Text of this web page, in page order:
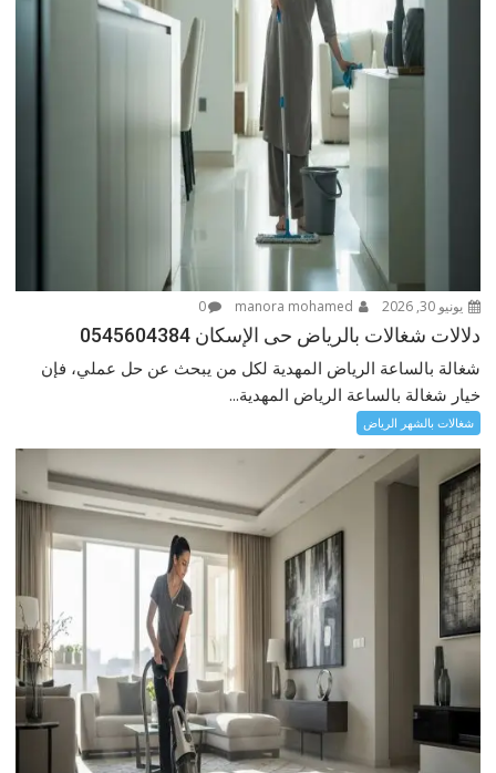
يونيو 30, 2026 0
دلالات شغالات بالرياض حى الإسكان 0545604384
شغالة بالساعة الرياض المهدية لكل من يبحث عن حل عملي، فإن
خيار شغالة بالساعة الرياض المهدية...
شغالات بالشهر الرياض